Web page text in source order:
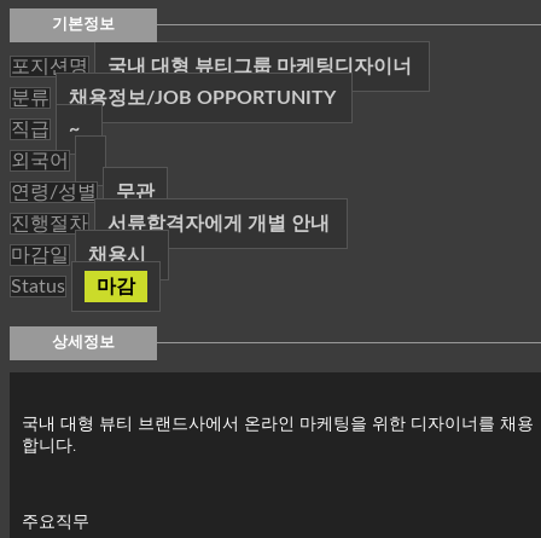
기본정보
포지션명
국내 대형 뷰티그룹 마케팅디자이너
분류
채용정보/JOB OPPORTUNITY
직급
~
외국어
연령/성별
무관
진행절차
서류합격자에게 개별 안내
마감일
채용시
Status
마감
상세정보
국내 대형 뷰티 브랜드사에서 온라인 마케팅을 위한 디자이너를 채용
합니다.
주요직무